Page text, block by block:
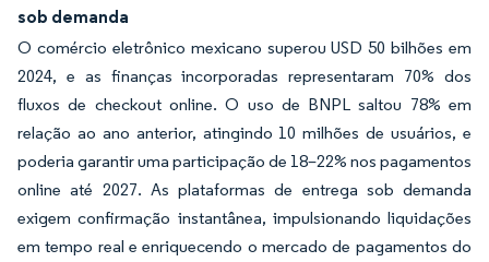
sob demanda
O comércio eletrônico mexicano superou USD 50 bilhões em
2024, e as finanças incorporadas representaram 70% dos
fluxos de checkout online. O uso de BNPL saltou 78% em
relação ao ano anterior, atingindo 10 milhões de usuários, e
poderia garantir uma participação de 18–22% nos pagamentos
online até 2027. As plataformas de entrega sob demanda
exigem confirmação instantânea, impulsionando liquidações
em tempo real e enriquecendo o mercado de pagamentos do